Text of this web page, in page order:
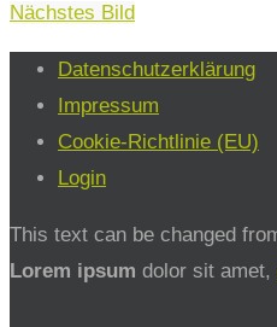
Nächstes Bild
Datenschutzerklärung
Impressum
Cookie-Richtlinie (EU)
Login
This text can be changed
Lorem ipsum dolor sit amet,